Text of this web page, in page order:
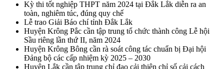
Kỳ thi tốt nghiệp THPT năm 2024 tại Đắk Lắk diễn ra an
toàn, nghiêm túc, đúng quy chế
Lễ trao Giải Báo chí tỉnh Đắk Lắk
Huyện Krông Pắc cần tập trung tổ chức thành công Lễ hội
Sầu riêng lần thứ II, năm 2024
Huyện Krông Bông cần rà soát công tác chuẩn bị Đại hội
Đảng bộ các cấp nhiệm kỳ 2025 – 2030
Huyện Lắk cần tập trung chỉ đạo cải thiện chỉ số cải cách